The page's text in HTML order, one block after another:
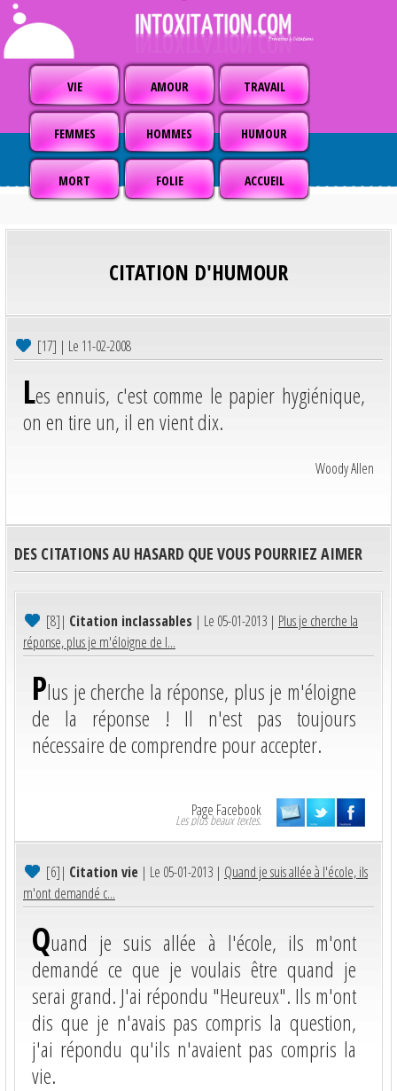
VIE AMOUR TRAVAIL
FEMMES HOMMES HUMOUR
MORT FOLIE ACCUEIL
CITATION D'HUMOUR
[17] | Le 11-02-2008
Les ennuis, c'est comme le papier hygiénique,
on en tire un, il en vient dix.
Woody Allen
DES CITATIONS AU HASARD QUE VOUS POURRIEZ AIMER
[8]| Citation inclassables | Le 05-01-2013 | Plus je cherche la
réponse, plus je m'éloigne de l...
Plus je cherche la réponse, plus je m'éloigne
de la réponse ! Il n'est pas toujours
nécessaire de comprendre pour accepter.
Page Facebook
Les plus beaux textes.
[6]| Citation vie | Le 05-01-2013 | Quand je suis allée à l'école, ils
m'ont demandé c...
Quand je suis allée à l'école, ils m'ont
demandé ce que je voulais être quand je
serai grand. J'ai répondu "Heureux". Ils m'ont
dis que je n'avais pas compris la question,
j'ai répondu qu'ils n'avaient pas compris la
vie.